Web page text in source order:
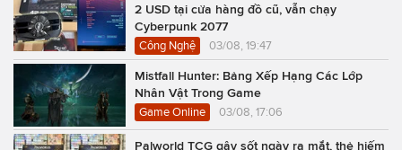
2 USD tại cửa hàng đồ cũ, vẫn chạy
Cyberpunk 2077
Công Nghệ 03/08, 19:47
Mistfall Hunter: Bảng Xếp Hạng Các Lớp
Nhân Vật Trong Game
Game Online 03/08, 17:06
Palworld TCG gây sốt ngày ra mắt, thẻ hiếm